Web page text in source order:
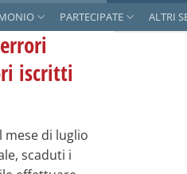
PARTECIPATE ALTRI
iscritti
mese di luglio
scaduti i